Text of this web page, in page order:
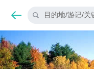
目的地/游记/关